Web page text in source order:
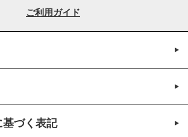
ご利用ガイド
づく表記